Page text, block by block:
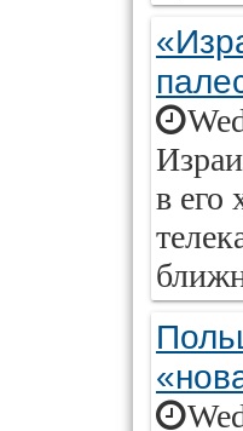
в его